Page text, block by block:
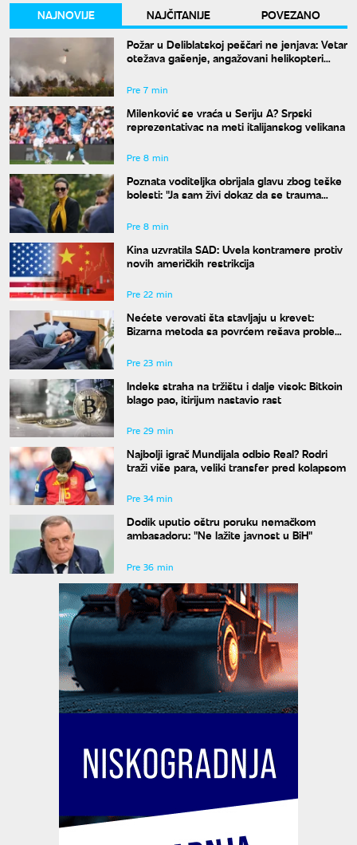
NAJNOVIJE NAJČITANIJE
POVEZANO
Požar u Deliblatskoj peščari ne jenjava: Vetar
otežava gašenje, angažovani helikopteri
Pre 7 min
Milenković se vraća u Seriju A? Srpski
reprezentativac na meti italijanskog velikana
Pre 8 min
Poznata voditeljka obrijala glavu zbog teške
bolesti: "Ja sam živi dokaz da se trauma
Pre 8 min
Kina uzvratila SAD: Uvela kontramere protiv
novih američkih restrikcija
Pre 22 min
Nećete verovati šta stavljaju u krevet:
Bizarna metoda sa povrćem rešava problem
Pre 23 min
Indeks straha na tržištu i dalje visok: Bitkoin
blago pao, itirijum nastavio rast
Pre 29 min
Najbolji igrač Mundijala odbio Real? Rodri
traži više para, veliki transfer pred kolapsom
Pre 34 min
Dodik uputio oštru poruku nemačkom
ambasadoru: "Ne lažite javnost u BiH"
Pre 36 min